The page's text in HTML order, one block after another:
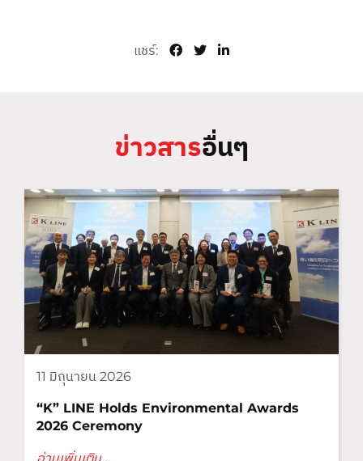
แชร์:
ข่าวสารอื่นๆ
11 มิถุนายน 2026
“K” LINE Holds Environmental Awards
2026 Ceremony